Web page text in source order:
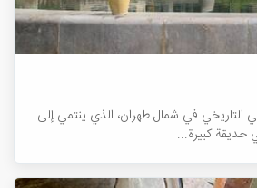
التاريخي في شمال طهران، الذي ينتمي إلى
حديقة كبيرة...